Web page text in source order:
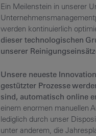
Ein Meilenstein in unserer
werden kontinuierlich
dieser technologischen
unserer
Unsere neueste
gestützter Prozesse
sind, automatisch online
einem enormen manuellen
lediglich durch unser
unter anderem, die